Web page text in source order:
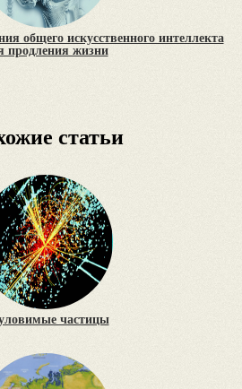
общего искусственного интеллекта
продления жизни
статьи
частицы